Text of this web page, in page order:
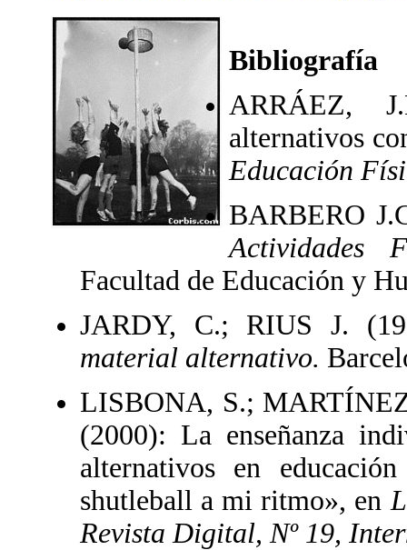
Bibliografía
ARRÁEZ,
alternativos
Educación
BARBERO
Actividades
Facultad de Educación y
JARDY, C.; RIUS J.
material alternativo.
LISBONA, S.;
(2000): La enseñanza
alternativos en
shutleball a mi ritmo», en
Revista Digital, Nº 19,